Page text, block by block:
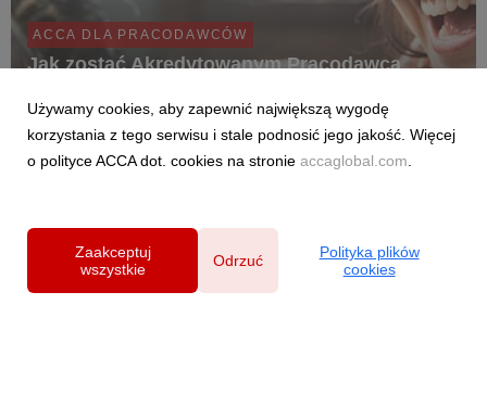
ACCA DLA PRACODAWCÓW
Jak zostać Akredytowanym Pracodawcą
Akredytowani Pracodawcy ACCA to międzynarodowe grono
firm i instytucji, które stawiają na najwyższe standardy w
obszarze rozwoju kompetencji pracowników.
Używamy cookies, aby zapewnić największą wygodę
korzystania z tego serwisu i stale podnosić jego jakość. Więcej
o polityce ACCA dot. cookies na stronie accaglobal.com
Zaakceptuj
wszystkie
Odrzuć
Polityka plików
cookies